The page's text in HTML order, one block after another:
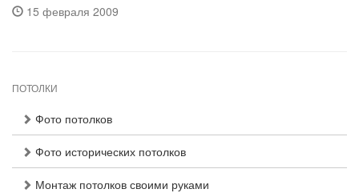
15 февраля 2009
ПОТОЛКИ
Фото потолков
Фото исторических потолков
Монтаж потолков своими руками